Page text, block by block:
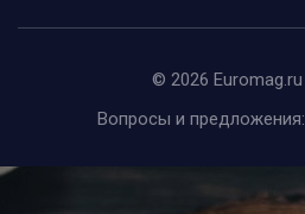
© 2026 Euromag.ru
Вопросы и предложения: